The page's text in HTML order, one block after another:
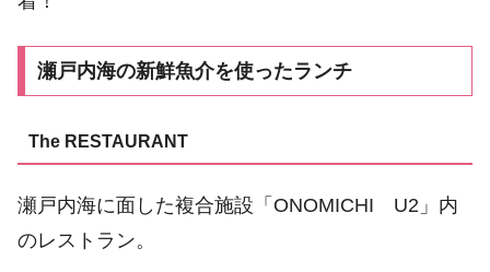
瀬戸内海の新鮮魚介を使ったランチ
The RESTAURANT
瀬戸内海に面した複合施設「ONOMICHI U2」内
のレストラン。